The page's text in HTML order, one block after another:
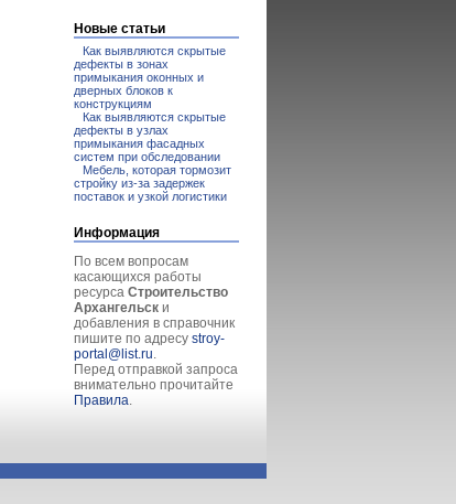
Новые статьи
Как выявляются скрытые
дефекты в зонах
примыкания оконных и
дверных блоков к
конструкциям
Как выявляются скрытые
дефекты в узлах
примыкания фасадных
систем при обследовании
Мебель, которая тормозит
стройку из-за задержек
поставок и узкой логистики
Информация
По всем вопросам
касающихся работы
ресурса Строительство
Архангельск и
добавления в справочник
пишите по адресу stroy-
portal@list.ru.
Перед отправкой запроса
внимательно прочитайте
Правила.